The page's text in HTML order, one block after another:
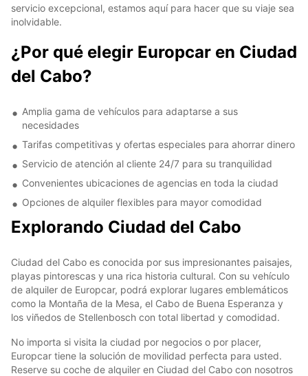
servicio excepcional, estamos aquí para hacer que su viaje sea
inolvidable.
¿Por qué elegir Europcar en Ciudad
del Cabo?
Amplia gama de vehículos para adaptarse a sus
necesidades
Tarifas competitivas y ofertas especiales para ahorrar dinero
Servicio de atención al cliente 24/7 para su tranquilidad
Convenientes ubicaciones de agencias en toda la ciudad
Opciones de alquiler flexibles para mayor comodidad
Explorando Ciudad del Cabo
Ciudad del Cabo es conocida por sus impresionantes paisajes,
playas pintorescas y una rica historia cultural. Con su vehículo
de alquiler de Europcar, podrá explorar lugares emblemáticos
como la Montaña de la Mesa, el Cabo de Buena Esperanza y
los viñedos de Stellenbosch con total libertad y comodidad.
No importa si visita la ciudad por negocios o por placer,
Europcar tiene la solución de movilidad perfecta para usted.
Reserve su coche de alquiler en Ciudad del Cabo con nosotros